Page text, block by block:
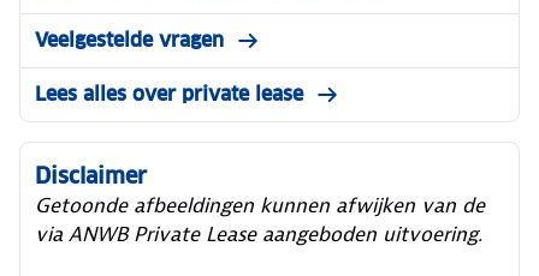
Veelgestelde vragen
Lees alles over private lease
Disclaimer
Getoonde afbeeldingen kunnen afwijken van de
via ANWB Private Lease aangeboden uitvoering.